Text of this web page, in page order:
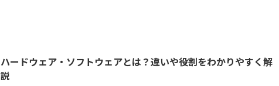
ハードウェア・ソフトウェアとは？違いや役割をわかりやすく解
説